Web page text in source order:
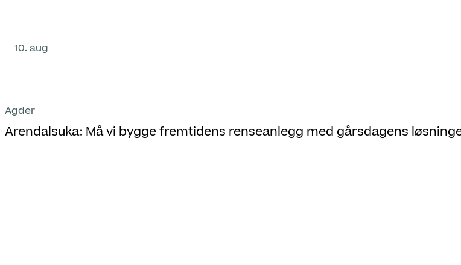
10. aug
Agder
Arendalsuka: Må vi bygge fremtidens renseanlegg med gårsdagens